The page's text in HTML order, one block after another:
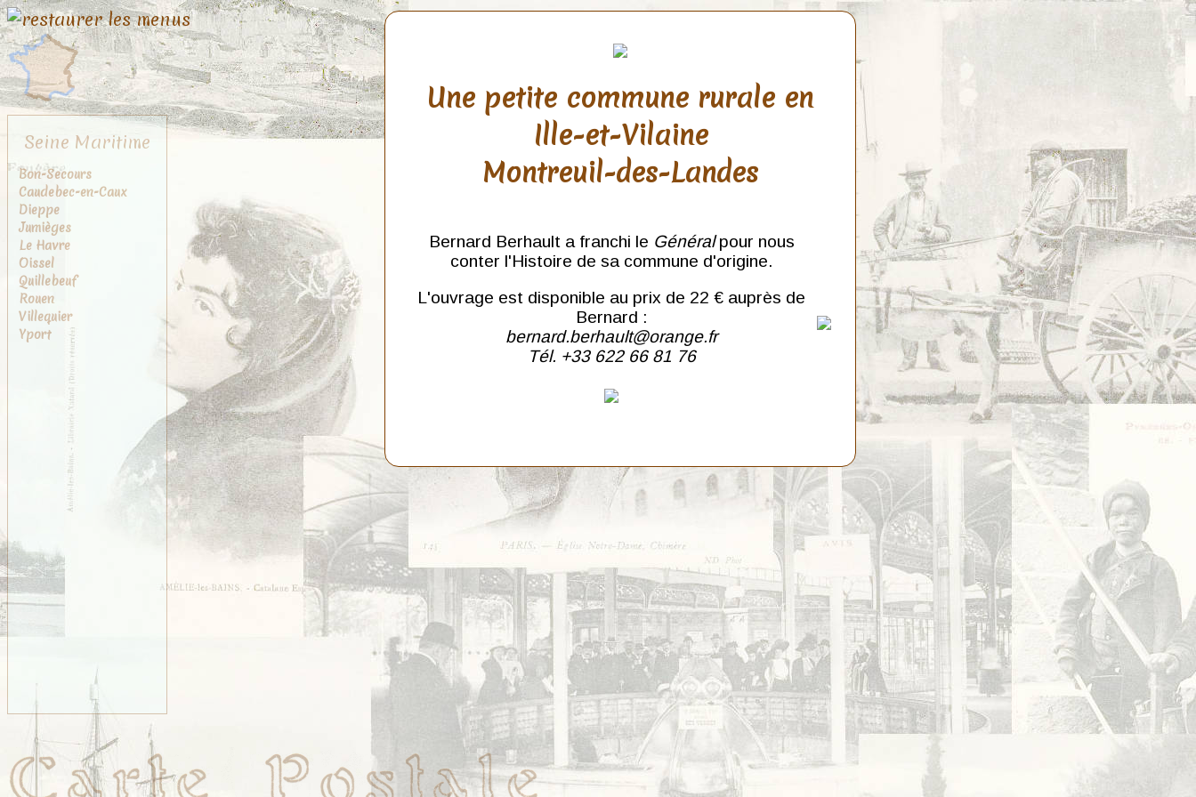
Seine Maritime
Bon-Secours
Caudebec-en-Caux
Dieppe
Jumièges
Le Havre
Oissel
Quillebeuf
Rouen
Villequier
Yport
Une petite commune rurale en
Ille-et-Vilaine
Montreuil-des-Landes
Bernard Berhault a franchi le Généralpour nous
conter l'Histoire de sa commune d'origine.
L'ouvrage est disponible au prix de 22 € auprès de
Bernard :
bernard.berhault@orange.fr
Tél. +33 622 66 81 76